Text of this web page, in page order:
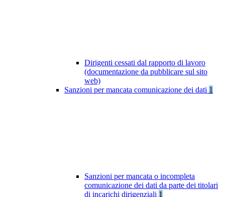
Dirigenti cessati dal rapporto di lavoro
(documentazione da pubblicare sul sito
web)
Sanzioni per mancata comunicazione dei dati 1
Sanzioni per mancata o incompleta
comunicazione dei dati da parte dei titolari
di incarichi dirigenziali 1